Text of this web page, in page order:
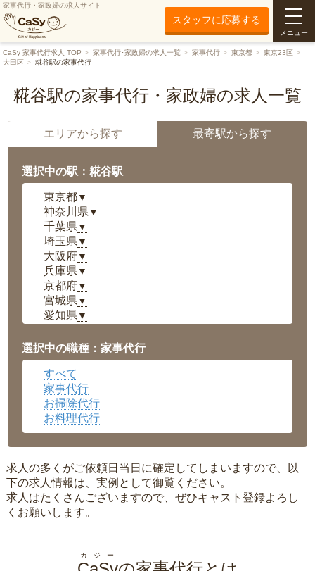
家事代行・家政婦の求人サイト
スタッフに応募する
メニュー
CaSy 家事代行求人 TOP 家事代行･家政婦の求人一覧 家事代行 東京都
東京23区
大田区
糀谷駅の家事代行
糀谷駅の家事代行・家政婦の求人一覧
エリアから探す 最寄駅から探す
選択中の駅：糀谷駅
東京都▼
神奈川県 ▼
千葉県 ▼
埼玉県 ▼
大阪府▼
兵庫県 ▼
京都府▼
宮城県 ▼
愛知県 ▼
岡山県▼
広島県▼
沖縄県
選択中の職種：家事代行
すべて
家事代行
お掃除代行
お料理代行
求人の多くがご依頼日当日に確定してしまいますので、以
下の求人情報は、実例として御覧ください。
求人はたくさんございますので、ぜひキャスト登録よろし
くお願いします。
カジー